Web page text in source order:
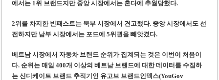
에서는 1위 브랜드지만 중앙 시장에서는 혼다에 추월당했다.
2위를 차지한 빈패스트는 북부 시장에서 견고했다. 중앙 시장에서도 선
전하지만 남부 시장에서는 포드에 5위권을 빼앗겼다.
베트남 시장에서 자동차 브랜드 순위가 집계되는 것은 이번이 처음이
다. 순위는 매일 400개 이상의 베트남 브랜드에 대한 데이터를 수집하
는 신디케이트 브랜드 추적기인 유고브 브랜드인덱스(YouGov